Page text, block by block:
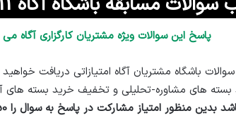
پاسخ این سوالات ویژه مشتریان کارگزاری آگاه
باشگاه مشتریان آگاه امتیازاتی دریافت
های مشاوره-تحلیلی و تخفیف خرید بسته های
امتیاز مشارکت در پاسخ به سوال را 50 بزنید تا امتیازی از شما کسر نشود)